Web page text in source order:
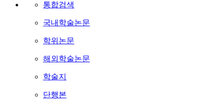
통합검색
국내학술논문
학위논문
해외학술논문
학술지
단행본